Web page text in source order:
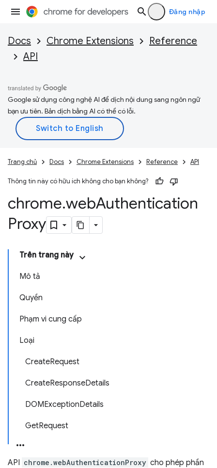
Đăng nhập
Docs Chrome Extensions
Reference
API
Google sử dụng công nghệ AI để dịch nội dung sang ngôn ngữ
bạn ưu tiên. Bản dịch bằng AI có thể có lỗi.
Trang chủ Docs Chrome Extensions Reference API
Thông tin này có hữu ích không cho bạn không?
chrome.webAuthentication
Proxy
Trên trang này
Mô tả
Quyền
Phạm vi cung cấp
Loại
CreateRequest
CreateResponseDetails
DOMExceptionDetails
GetRequest
API chrome.webAuthenticationProxy cho phép phần